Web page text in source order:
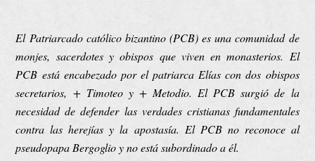
El Patriarcado católico bizantino (PCB) es una comunidad de
monjes, sacerdotes y obispos que viven en monasterios. El
PCB está encabezado por el patriarca Elías con dos obispos
secretarios, + Timoteo y + Metodio. El PCB surgió de la
necesidad de defender las verdades cristianas fundamentales
contra las herejías y la apostasía. El PCB no reconoce al
pseudopapa Bergoglio y no está subordinado a él.